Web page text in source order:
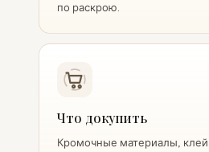
по раскрою.
Что докупить
Кромочные материалы,